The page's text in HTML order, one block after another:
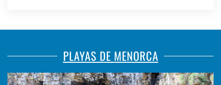
PLAYAS DE MENORCA